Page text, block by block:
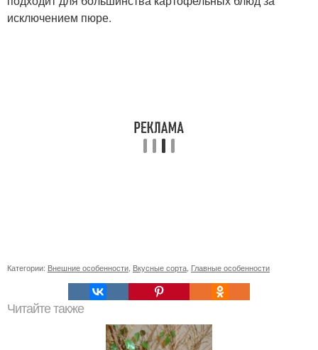
исключением пюре.
Категории: Внешние особенности Вкусные сорта Главные особенности
Читайте также